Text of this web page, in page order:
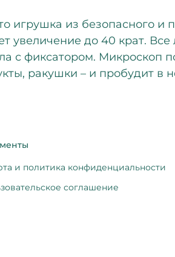
игрушка из безопасного и
увеличение до 40 крат.
с фиксатором. Микроскоп
ракушки – и пробудит в
и политика конфиденциальности
соглашение